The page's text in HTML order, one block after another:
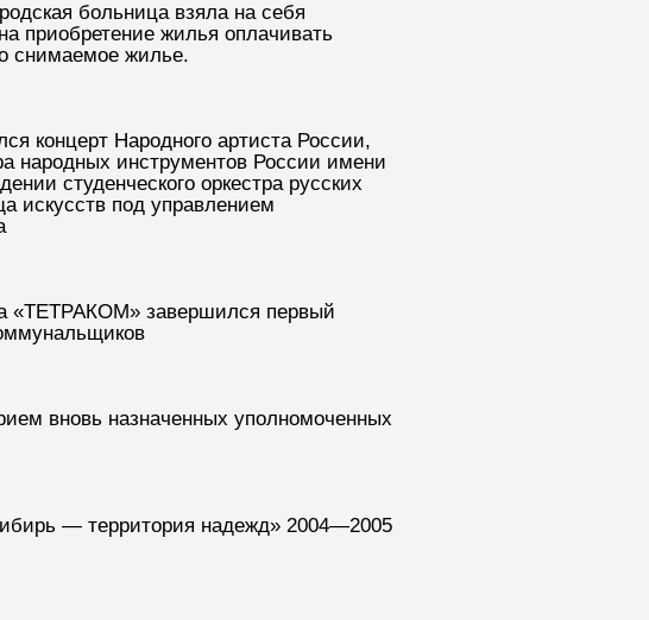
больница взяла на себя
приобретение жилья оплачивать
снимаемое жилье.
концерт Народного артиста России,
народных инструментов России имени
студенческого оркестра русских
искусств под управлением
«ТЕТРАКОМ» завершился первый
вновь назначенных уполномоченных
— территория надежд» 2004—2005